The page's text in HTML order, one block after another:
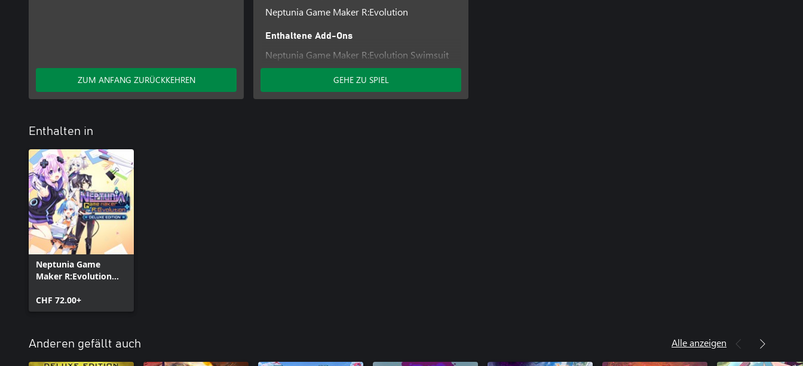
ZUM ANFANG ZURÜCKKEHREN
Neptunia Game Maker R:Evolution
Enthaltene Add-Ons
Neptunia Game Maker R:Evolution Swimsuit
Costume Set
Neptunia Game Maker R:Evolution Safe
Adventure Item Pack
GEHE ZU SPIEL
Enthalten in
Neptunia Game
Maker R:Evolution
CHF 72.00+
Anderen gefällt auch Alle anzeigen